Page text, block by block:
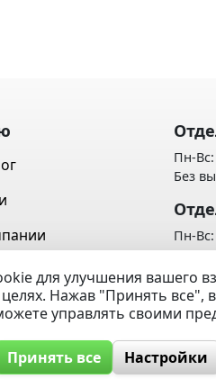
/ Ответ
Пн-
Без
Пн-
Без
для улучшения вашего
Нажав "Принять все",
управлять своими
Принять все
Настройки